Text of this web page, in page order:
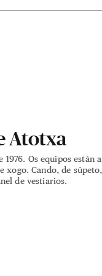
Atotxa
Os equipos están a
xogo. Cando, de súpeto,
de vestiarios.